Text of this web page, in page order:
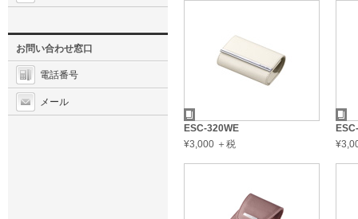
ESC-320WE
¥3,000 ＋税
お問い合わせ窓口
電話番号
メール